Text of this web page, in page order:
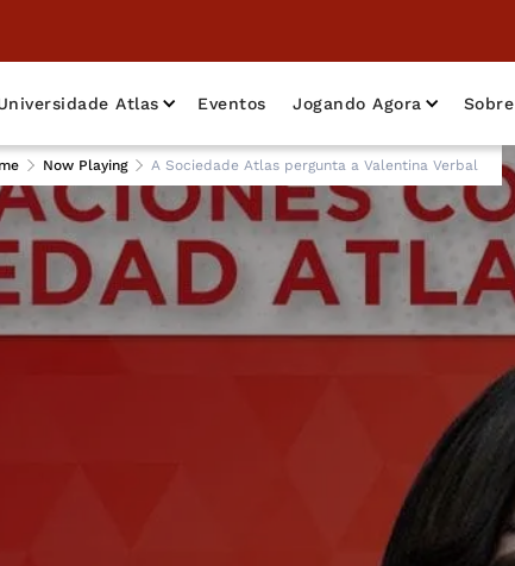
Atlas Eventos Jogando Agora Sobre
Now Playing A Sociedade Atlas pergunta a Valentina Verbal